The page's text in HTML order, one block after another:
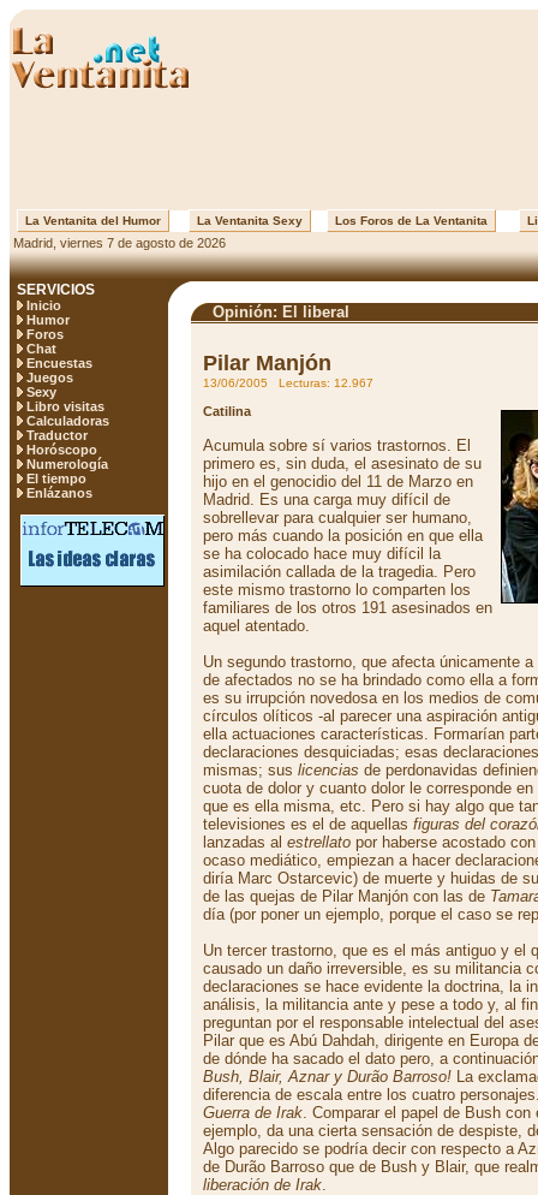
La Ventanita del Humor La Ventanita Sexy Los Foros de La Ventanita
Madrid, viernes 7 de agosto de 2026
SERVICIOS
Inicio
Humor
Foros
Chat
Encuestas
Juegos
Sexy
Libro visitas
Calculadoras
Traductor
Horóscopo
Numerología
El tiempo
Enlázanos
Opinión: El liberal
Pilar Manjón
13/06/2005 Lecturas: 12.967
Catilina
Acumula sobre sí varios trastornos. El
primero es, sin duda, el asesinato de su
hijo en el genocidio del 11 de Marzo en
Madrid. Es una carga muy difícil de
sobrellevar para cualquier ser humano,
pero más cuando la posición en que ella
se ha colocado hace muy difícil la
asimilación callada de la tragedia. Pero
este mismo trastorno lo comparten los
familiares de los otros 191 asesinados en
aquel atentado.
Un segundo trastorno, que afecta únicamente
de afectados no se ha brindado como ella a
es su irrupción novedosa en los medios de
círculos olíticos -al parecer una aspiración
ella actuaciones características. Formarían
declaraciones desquiciadas; esas
mismas; sus licencias de perdonavidas
cuota de dolor y cuanto dolor le corresponde
que es ella misma, etc. Pero si hay algo que
televisiones es el de aquellas figuras del
lanzadas al estrellato por haberse acostado
ocaso mediático, empiezan a hacer
diría Marc Ostarcevic) de muerte y huidas de
de las quejas de Pilar Manjón con las de
día (por poner un ejemplo, porque el caso se
Un tercer trastorno, que es el más antiguo y el
causado un daño irreversible, es su militancia
declaraciones se hace evidente la doctrina, la
análisis, la militancia ante y pese a todo y, al
preguntan por el responsable intelectual del
Pilar que es Abú Dahdah, dirigente en Europa
de dónde ha sacado el dato pero, a
Bush, Blair, Aznar y Durão Barroso! La
diferencia de escala entre los cuatro
Guerra de Irak. Comparar el papel de Bush con
ejemplo, da una cierta sensación de despiste,
Algo parecido se podría decir con respecto a
de Durão Barroso que de Bush y Blair, que
liberación de Irak.